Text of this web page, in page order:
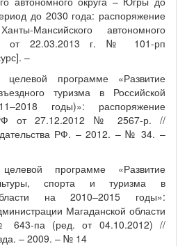
до 2030 года: распоряжение
Мансийского автономного
от 22.03.2013 г. № 101-рп
–
программе «Развитие
туризма в Российской
годы)»: распоряжение
РФ от 27.12.2012 № 2567-р. //
РФ. – 2012. – № 34. –
программе «Развитие
спорта и туризма в
на 2010–2015 годы»:
Магаданской области
643-па (ред. от 04.10.2012) //
– 2009. – № 14